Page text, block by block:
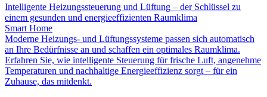
Intelligente Heizungssteuerung und Lüftung – der Schlüssel zu
einem gesunden und energieeffizienten Raumklima
Smart Home
Moderne Heizungs- und Lüftungssysteme passen sich automatisch
an Ihre Bedürfnisse an und schaffen ein optimales Raumklima.
Erfahren Sie, wie intelligente Steuerung für frische Luft, angenehme
Temperaturen und nachhaltige Energieeffizienz sorgt – für ein
Zuhause, das mitdenkt.